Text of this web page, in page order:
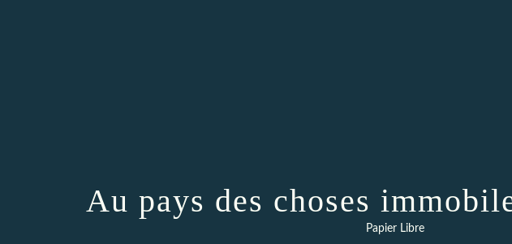
Au pays des choses
Papier Libre